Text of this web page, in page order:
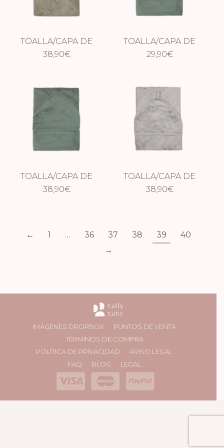
TOALLA/CAPA DE
BAÑO XXL
38,90€
TOALLA/CAPA DE
BAÑO ASPEN
29,90€
TOALLA/CAPA DE
BAÑO XXL ASPEN
38,90€
TOALLA/CAPA DE
BAÑO XXL MOON
38,90€
← 1 … 36 37 38 39
40
→
IMÁGENES DROPBOX
PUNTOS DE VENTA
TÉRMINOS DE COMPRA
POLÍTICA DE PRIVACIDAD
AVISO LEGAL
FAQ
BLOG LEGAL
.